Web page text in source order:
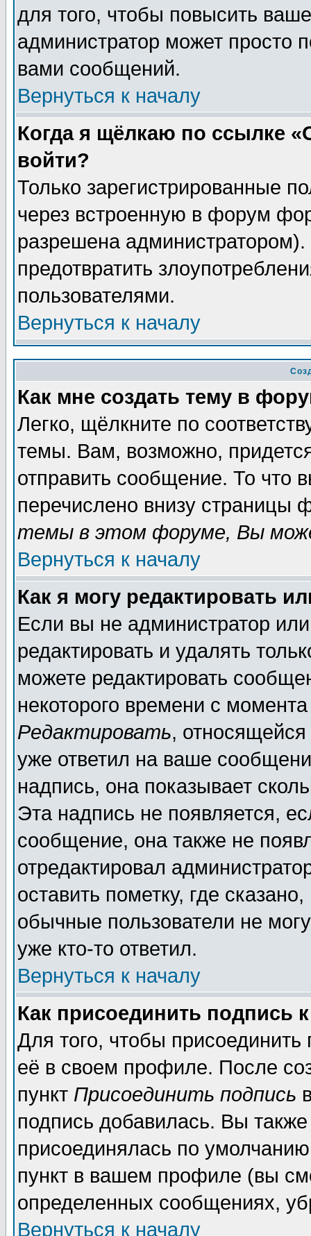
для того, чтобы повысить
администратор может просто
вами сообщений.
Вернуться к началу
Когда я щёлкаю по ссылке
войти?
Только зарегистрированные
через встроенную в форум
разрешена
предотвратить
пользователями.
Вернуться к началу
Как мне создать тему в
Легко, щёлкните по
темы. Вам, возможно,
отправить сообщение. То что
перечислено внизу страницы
темы в этом форуме, Вы
Вернуться к началу
Как я могу редактировать
Если вы не администратор
редактировать и удалять
можете редактировать
некоторого времени с
Редактировать,
уже ответил на ваше
надпись, она показывает
Эта надпись не появляется,
сообщение, она также не
отредактировал
оставить пометку, где
обычные пользователи не
уже кто-то ответил.
Вернуться к началу
Как присоединить подпись
Для того, чтобы
её в своем профиле. После
пункт Присоединить подпись
подпись добавилась. Вы
присоединялась по
пункт в вашем профиле (вы
определенных сообщениях,
Вернуться к началу